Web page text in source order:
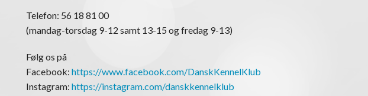
Telefon: 56 18 81 00
(mandag-torsdag 9-12 samt 13-15 og fredag 9-13)
Følg os på
Facebook: https://www.facebook.com/DanskKennelKlub
Instagram: https://instagram.com/danskkennelklub